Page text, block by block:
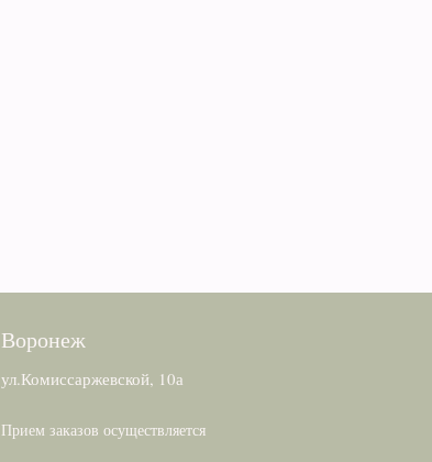
Прием заказов осуществляется
ул.Комиссаржевской, 10а
Воронеж